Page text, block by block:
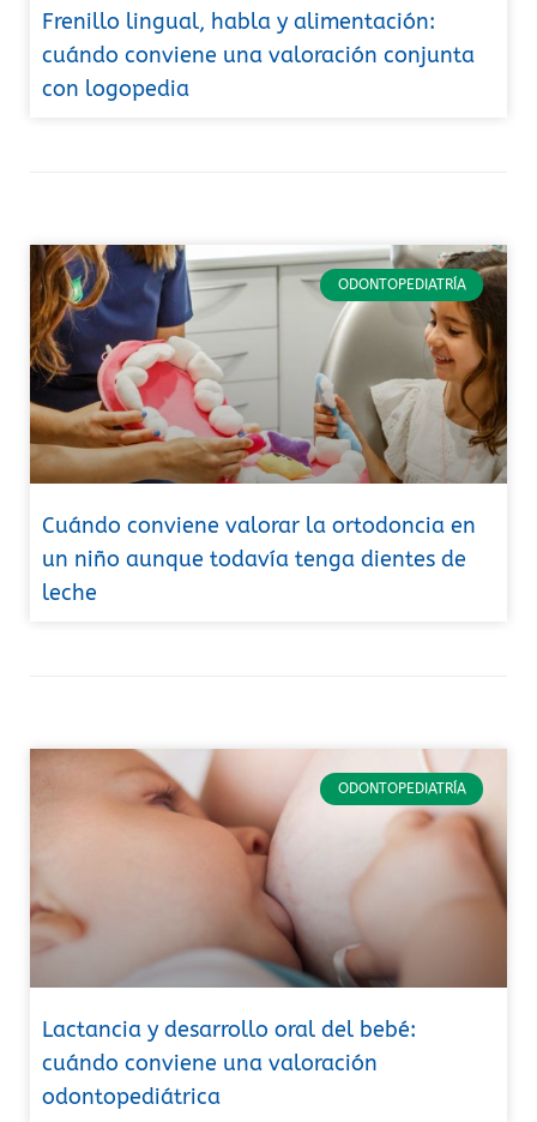
Frenillo lingual, habla y alimentación:
cuándo conviene una valoración conjunta
con logopedia
ODONTOPEDIATRÍA
Cuándo conviene valorar la ortodoncia en
un niño aunque todavía tenga dientes de
leche
ODONTOPEDIATRÍA
Lactancia y desarrollo oral del bebé:
cuándo conviene una valoración
odontopediátrica